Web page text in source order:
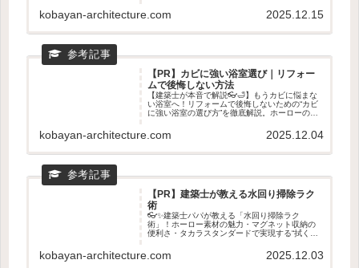
の相性やショールームで見るべきポイントもわ
かる、後悔しないキッチン選びの記事です。
kobayan-architecture.com 2025.12.15
【PR】カビに強い浴室選び｜リフォー
ムで後悔しない方法
【建築士が本音で解説👓🛁】もうカビに悩まな
い浴室へ！リフォームで後悔しないための“カビ
に強い浴室の選び方”を徹底解説。ホーローの汚
カラスタンダードが選ばれる理由を専門目線で
紹介。ショールームで確認すべきポイントもわ
kobayan-architecture.com 2025.12.04
【PR】建築士が教える水回り掃除ラク
術
👓✨建築士パパが教える「水回り掃除ラク
術」！ホーロー素材の魅力・マグネット収納の
便利さ・タカラスタンダードで実現する“拭くだ
洗面が驚くほどラクになる理由を紹介します💖
🧼
kobayan-architecture.com 2025.12.03